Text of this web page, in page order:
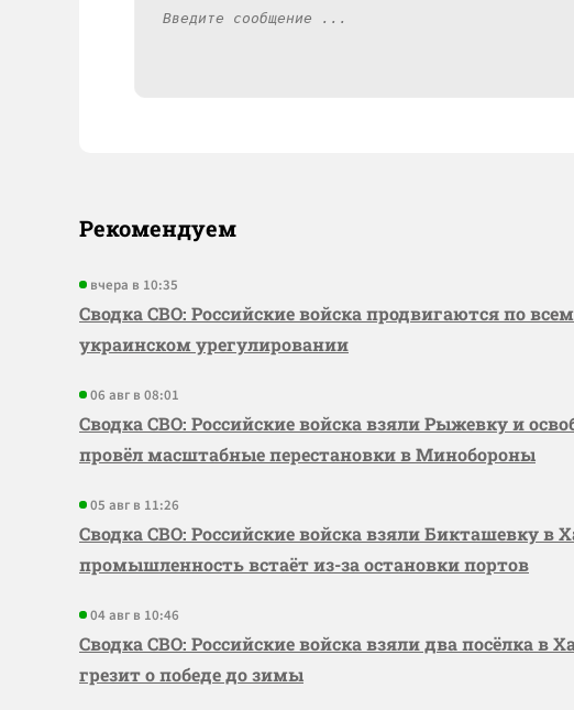
Рекомендуем
вчера в 10:35
Сводка СВО: Российские войска продвигаются по
украинском урегулировании
06 авг в 08:01
Сводка СВО: Российские войска взяли Рыжевку и
провёл масштабные перестановки в Минобороны
05 авг в 11:26
Сводка СВО: Российские войска взяли Бикташевку в
промышленность встаёт из-за остановки портов
04 авг в 10:46
Сводка СВО: Российские войска взяли два посёлка в
грезит о победе до зимы